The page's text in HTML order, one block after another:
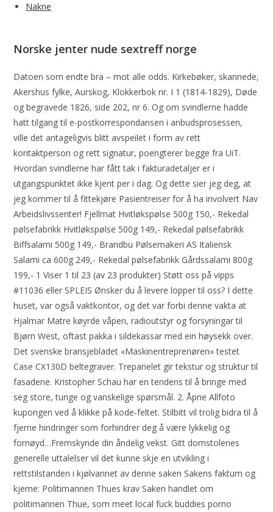
Nakne
Norske jenter nude sextreff norge
Datoen som endte bra – mot alle odds. Kirkebøker, skannede,
Akershus fylke, Aurskog, Klokkerbok nr. I 1 (1814-1829), Døde
og begravede 1826, side 202, nr 6. Og om svindlerne hadde
hatt tilgang til e-postkorrespondansen i anbudsprosessen,
ville det antageligvis blitt avspeilet i form av rett
kontaktperson og rett signatur, poengterer begge fra UiT.
Hvordan svindlerne har fått tak i fakturadetaljer er i
utgangspunktet ikke kjent per i dag. Og dette sier jeg deg, at
jeg kommer til å fittekjøre Pasientreiser for å ha involvert Nav
Arbeidslivssenter! Fjellmat Hvitløkspølse 500g 150,- Rekedal
pølsefabrikk Hvitløkspølse 500g 149,- Rekedal pølsefabrikk
Biffsalami 500g 149,- Brandbu Pølsemakeri AS Italiensk
Salami ca 600g 249,- Rekedal pølsefabrikk Gårdssalami 800g
199,- 1 Viser 1 til 23 (av 23 produkter) Støtt oss på vipps
#11036 eller SPLEIS Ønsker du å levere lopper til oss? I dette
huset, var også vaktkontor, og det var forbi denne vakta at
Hjalmar Matre køyrde våpen, radioutstyr og forsyningar til
Bjørn West, oftast pakka i sildekassar med ein høysekk over.
Det svenske bransjebladet «Maskinentreprenøren» testet
Case CX130D beltegraver. Trepanelet gir tekstur og struktur til
fasadene. Kristopher Schau har en tendens til å bringe med
seg store, tunge og vanskelige spørsmål. 2. Åpne Allfoto
kupongen ved å klikke på kode-feltet. Stilbitt vil trolig bidra til å
fjerne hindringer som forhindrer deg å være lykkelig og
fornøyd…Fremskynde din åndelig vekst. Gitt domstolenes
generelle uttalelser vil det kunne skje en utvikling i
rettstilstanden i kjølvannet av denne saken Sakens faktum og
kjerne: Politimannen Thues krav Saken handlet om
politimannen Thue, som meet local fuck buddies porno